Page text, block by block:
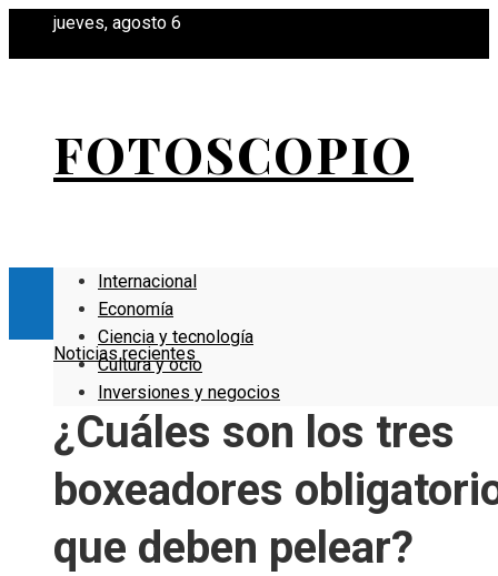
jueves, agosto 6
FOTOSCOPIO
Internacional
Economía
Ciencia y tecnología
Cultura y ocio
Inversiones y negocios
Noticias recientes
¿Cuáles son los tres
boxeadores
que deben pelear?